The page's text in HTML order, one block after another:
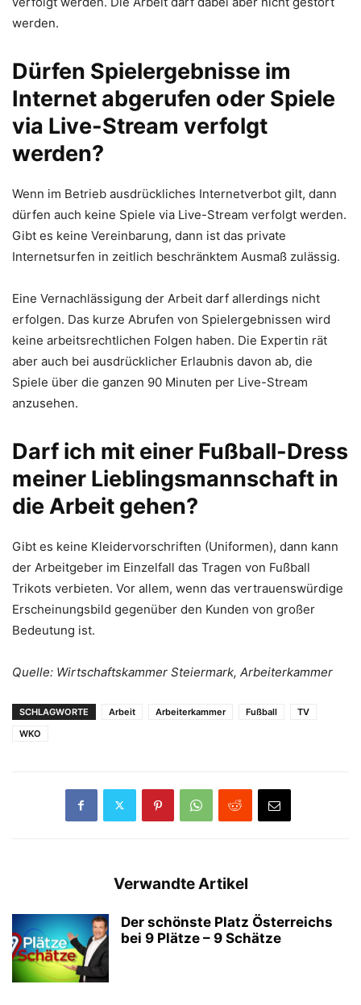
werden.
Dürfen Spielergebnisse im
Internet abgerufen oder Spiele
via Live-Stream verfolgt
werden?
Wenn im Betrieb ausdrückliches Internetverbot gilt, dann
dürfen auch keine Spiele via Live-Stream verfolgt werden.
Gibt es keine Vereinbarung, dann ist das private
Internetsurfen in zeitlich beschränktem Ausmaß zulässig.
Eine Vernachlässigung der Arbeit darf allerdings nicht
erfolgen. Das kurze Abrufen von Spielergebnissen wird
keine arbeitsrechtlichen Folgen haben. Die Expertin rät
aber auch bei ausdrücklicher Erlaubnis davon ab, die
Spiele über die ganzen 90 Minuten per Live-Stream
anzusehen.
Darf ich mit einer Fußball-Dress
meiner Lieblingsmannschaft in
die Arbeit gehen?
Gibt es keine Kleidervorschriften (Uniformen), dann kann
der Arbeitgeber im Einzelfall das Tragen von Fußball
Trikots verbieten. Vor allem, wenn das vertrauenswürdige
Erscheinungsbild gegenüber den Kunden von großer
Bedeutung ist.
Quelle: Wirtschaftskammer Steiermark, Arbeiterkammer
SCHLAGWORTE Arbeit Arbeiterkammer Fußball
TV
WKO
Verwandte Artikel
Der schönste Platz Österreichs
bei 9 Plätze – 9 Schätze